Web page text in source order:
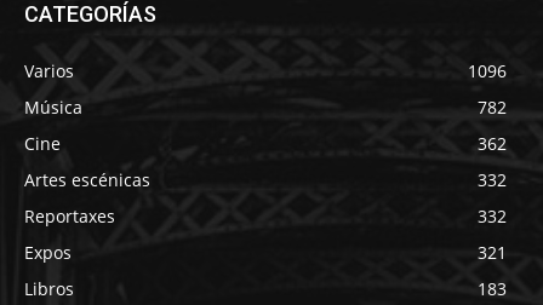
CATEGORÍAS
Varios
1096
Música
782
Cine
362
Artes escénicas
332
Reportaxes
332
Expos
321
Libros
183